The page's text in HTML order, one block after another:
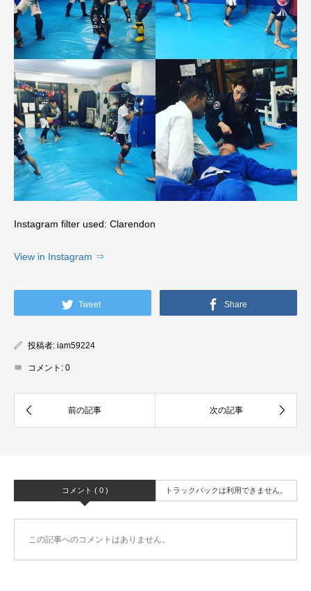
Instagram filter used: Clarendon
View in Instagram ⇒
Tweet Share
投稿者: iam59224
コメント: 0
コメント ( 0 ) トラックバックは利用できません。
この記事へのコメントはありません。